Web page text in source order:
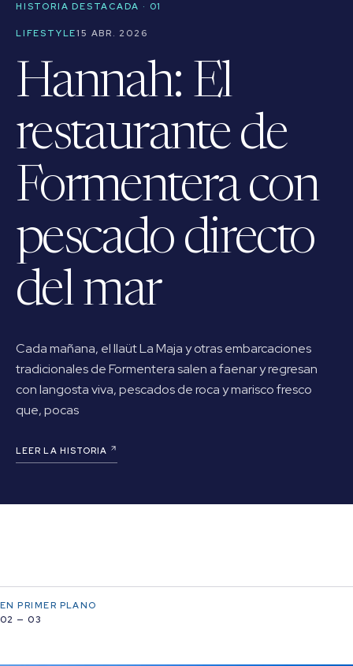
HISTORIA DESTACADA · 01
LIFESTYLE15 ABR. 2026
Hannah: El
restaurante de
Formentera con
pescado directo
del mar
Cada mañana, el llaüt La Maja y otras embarcaciones
tradicionales de Formentera salen a faenar y regresan
con langosta viva, pescados de roca y marisco fresco
que, pocas
LEER LA HISTORIA
EN PRIMER PLANO
02 — 03